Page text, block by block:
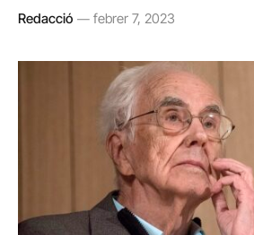
Redacció febrer 7, 2023